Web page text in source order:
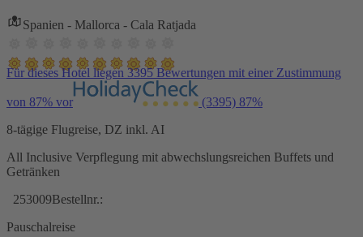
Spanien - Mallorca - Cala Ratjada
Für dieses Hotel liegen 3395 Bewertungen mit einer Zustimmung
von 87% vor (3395) 87%
8-tägige Flugreise, DZ inkl. AI
All Inclusive Verpflegung mit abwechslungsreichen Buffets und
Getränken
253009Bestellnr.:
Pauschalreise